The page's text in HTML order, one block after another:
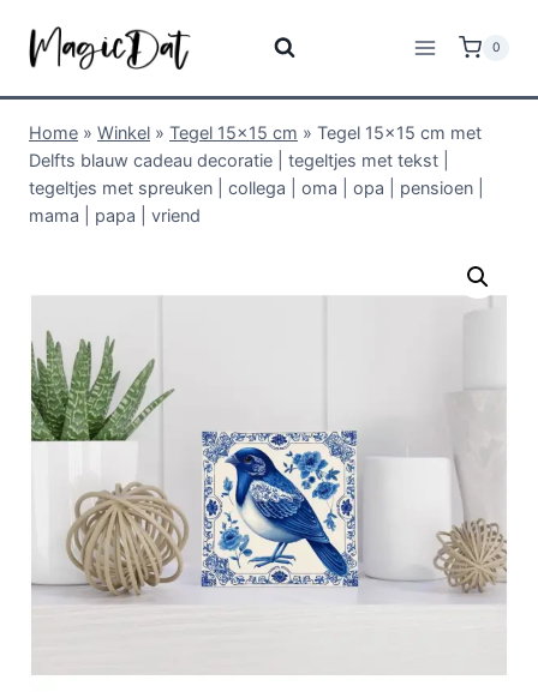
0
Home » Winkel » Tegel 15x15 cm » Tegel 15×15 cm met
Delfts blauw cadeau decoratie | tegeltjes met tekst |
tegeltjes met spreuken | collega | oma | opa | pensioen |
mama | papa | vriend